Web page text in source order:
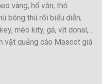
vàng, hổ vằn, thỏ
bông thú rối biểu diễn,
mèo kity, gà, vịt donal,…
vật quảng cáo Mascot giá